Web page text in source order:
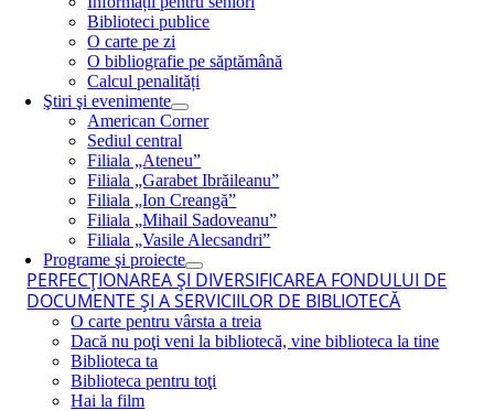
Biblioteci publice
O carte pe zi
O bibliografie pe săptămână
Calcul penalități
Ştiri şi evenimente
American Corner
Sediul central
Filiala „Ateneu”
Filiala „Garabet Ibrăileanu”
Filiala „Ion Creangă”
Filiala „Mihail Sadoveanu”
Filiala „Vasile Alecsandri”
Programe şi proiecte
PERFECŢIONAREA ŞI DIVERSIFICAREA FONDULUI DE
DOCUMENTE ŞI A SERVICIILOR DE BIBLIOTECĂ
O carte pentru vârsta a treia
Dacă nu poţi veni la bibliotecă, vine biblioteca la tine
Biblioteca ta
Biblioteca pentru toţi
Hai la film